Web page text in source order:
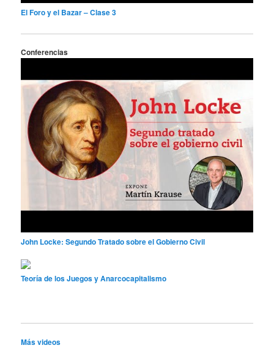
El Foro y el Bazar – Clase 3
Conferencias
John Locke: Segundo Tratado sobre el Gobierno Civil
Teoría de los Juegos y Anarcocapitalismo
Más videos